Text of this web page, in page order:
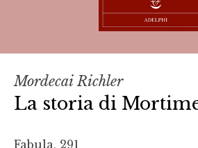
Mordecai Richler
La storia di
Fabula, 291